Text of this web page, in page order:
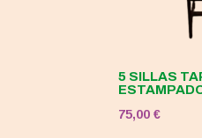
5 SILLAS
75,00€